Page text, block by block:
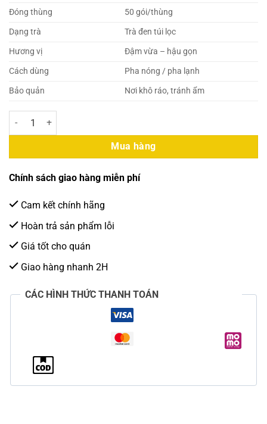
Đóng thùng
50 gói/thùng
Dạng trà
Trà đen túi lọc
Hương vị
Đậm vừa – hậu gọn
Cách dùng
Pha nóng / pha lạnh
Bảo quản
Nơi khô ráo, tránh ẩm
Tân Nam Bắc Hồng Trà Đen Túi Lọc 300gr (10 túi lọc/30gr)(50 gói/
Mua hàng
Chính sách giao hàng miễn phí
Cam kết chính hãng
Hoàn trả sản phẩm lỗi
Giá tốt cho quán
Giao hàng nhanh 2H
CÁC HÌNH THỨC THANH TOÁN